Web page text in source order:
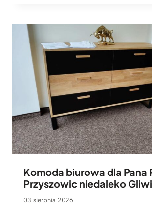
Komoda biurowa dla Pana
Przyszowic niedaleko
03 sierpnia 2026